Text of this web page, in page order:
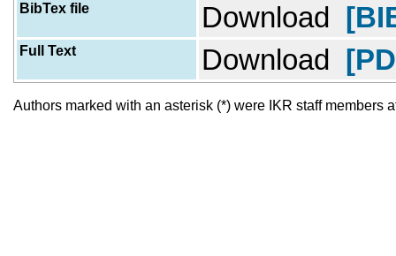
BibTex file Download
Full Text Download
Authors marked with an asterisk (*) were IKR staff members